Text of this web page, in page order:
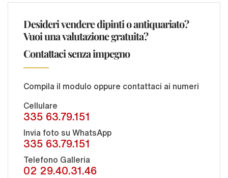
Desideri vendere dipinti o antiquariato?
Vuoi una valutazione gratuita?
Contattaci senza impegno
Compila il modulo oppure contattaci ai numeri
Cellulare
335 63.79.151
Invia foto su WhatsApp
335 63.79.151
Telefono Galleria
02 29.40.31.46